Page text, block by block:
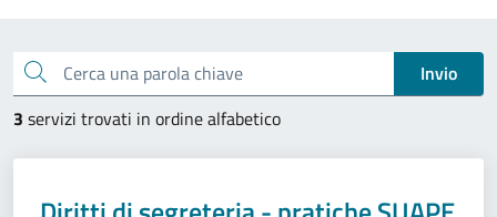
Cerca una parola chiave
Invio
3 servizi trovati in ordine alfabetico